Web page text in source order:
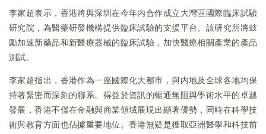
李家超表示，香港將與深圳在今年内合作成立大灣區國際臨床試驗
研究院，為醫藥研發機構提供臨床試驗的支援平台。該研究所將鼓
勵加速新藥品和新醫療器械的臨床試驗，加快醫療相關產業的產品
測試。
李家超指出，香港作為一座國際化大都市，與内地及全球各地均保
持著緊密而深刻的聯系。得益於資訊的暢通無阻與學術水平的卓越
發展，香港不僅在金融與商業領域展現出顯著優勢，同時在科學技
術與教育方面也佔據重要地位。香港無疑是獲取亞洲醫學和科技前